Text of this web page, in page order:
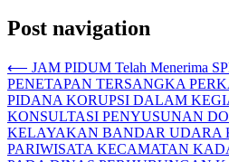
Post navigation
⟵ JAM PIDUM Telah Menerima
PENETAPAN TERSANGKA
PIDANA KORUPSI DALAM
KONSULTASI PENYUSUNAN
KELAYAKAN BANDAR UDARA
PARIWISATA KECAMATAN